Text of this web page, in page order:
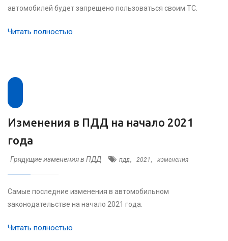
автомобилей будет запрещено пользоваться своим ТС.
Читать полностью
Изменения в ПДД на начало 2021
года
Грядущие изменения в ПДД пдд 2021 изменения
Самые последние изменения в автомобильном
законодательстве на начало 2021 года.
Читать полностью